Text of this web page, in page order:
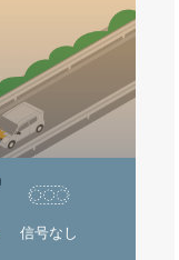
信号なし